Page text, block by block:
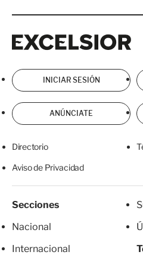
INICIAR SESIÓN
ANÚNCIATE
Directorio
Aviso de Privacidad
Secciones
Nacional
Internacional